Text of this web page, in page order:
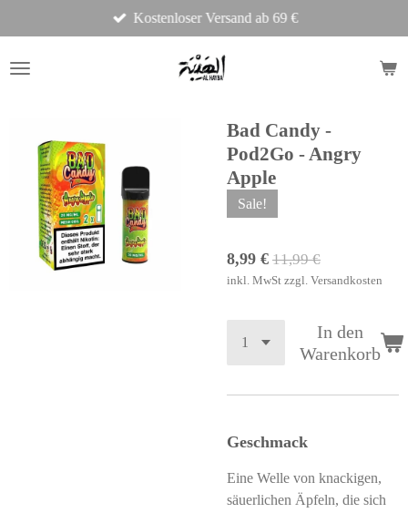
Hauptinhalt
springen
Kostenloser Versand ab 69 €
Bad Candy -
Pod2Go - Angry
Apple
Sale!
8,99 € 11,99 €
inkl. MwSt zzgl. Versandkosten
In den
Warenkorb
Geschmack
Eine Welle von knackigen,
säuerlichen Äpfeln, die sich